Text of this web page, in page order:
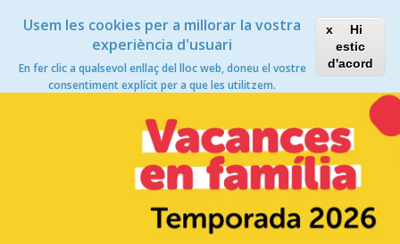
Usem les cookies per a millorar la vostra
experiència d'usuari
En fer clic a qualsevol enllaç del lloc web, doneu el vostre
consentiment explícit per a que les utilitzem.
Hi
estic
d'acord
Toggle
Xanascat
Toggle
navigation
Vacances en família